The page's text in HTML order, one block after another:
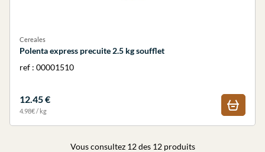
Cereales
Polenta express precuite 2.5 kg soufflet
ref : 00001510
12.45 €
4.98€ / kg
Vous consultez 12 des 12 produits